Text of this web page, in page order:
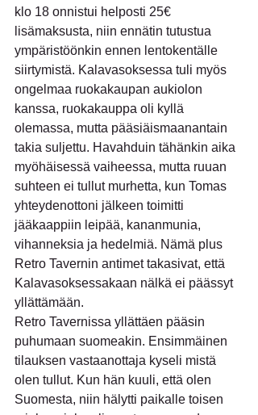
klo 18 onnistui helposti 25€
lisämaksusta, niin ennätin tutustua
ympäristöönkin ennen lentokentälle
siirtymistä. Kalavasoksessa tuli myös
ongelmaa ruokakaupan aukiolon
kanssa, ruokakauppa oli kyllä
olemassa, mutta pääsiäismaanantain
takia suljettu. Havahduin tähänkin aika
myöhäisessä vaiheessa, mutta ruuan
suhteen ei tullut murhetta, kun Tomas
yhteydenottoni jälkeen toimitti
jääkaappiin leipää, kananmunia,
vihanneksia ja hedelmiä. Nämä plus
Retro Tavernin antimet takasivat, että
Kalavasoksessakaan nälkä ei päässyt
yllättämään.
Retro Tavernissa yllättäen pääsin
puhumaan suomeakin. Ensimmäinen
tilauksen vastaanottaja kyseli mistä
olen tullut. Kun hän kuuli, että olen
Suomesta, niin hälytti paikalle toisen